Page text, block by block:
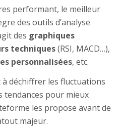
performant, le meilleur
des outils d’analyse
des graphiques
techniques(RSI, MACD…),
personnalisées, etc.
déchiffrer les fluctuations
tendances pour mieux
les propose avant de
majeur.